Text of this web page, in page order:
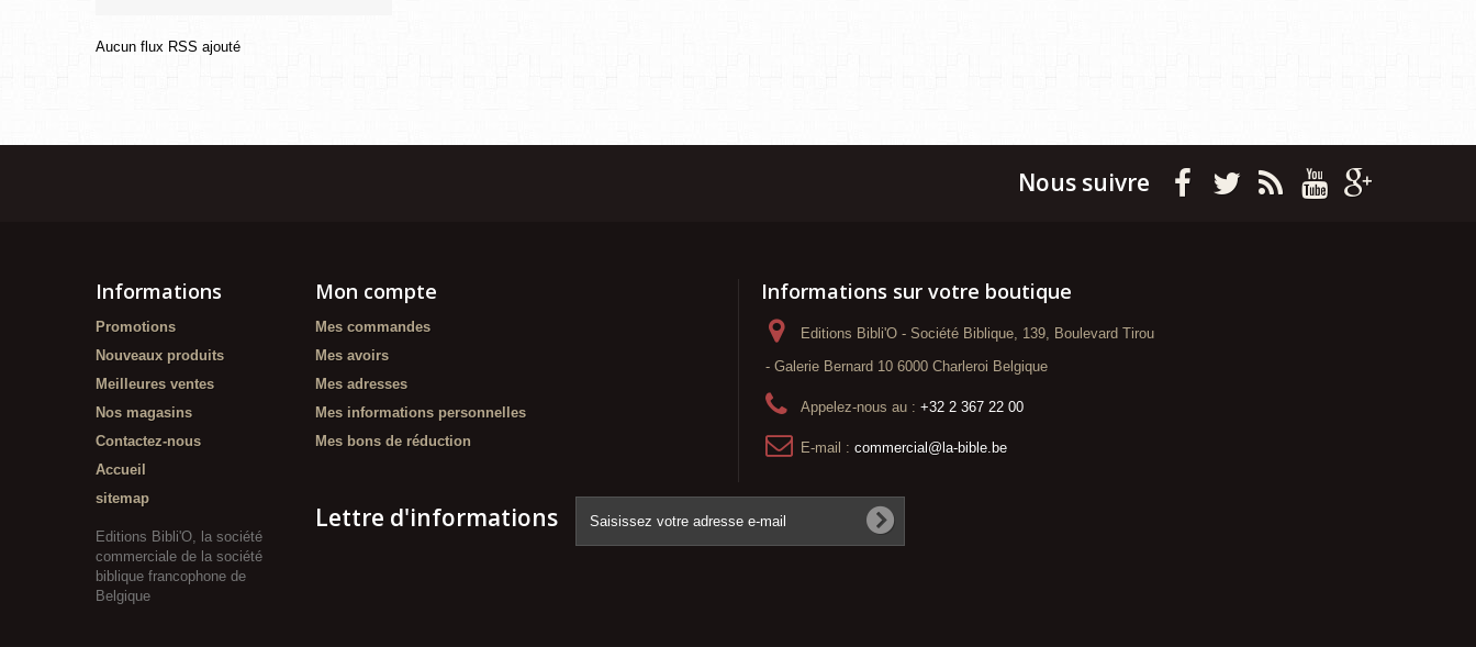
Aucun flux RSS ajouté
Nous suivre
Informations
Promotions
Nouveaux produits
Meilleures ventes
Nos magasins
Contactez-nous
Accueil
sitemap
Editions Bibli'O, la société
commerciale de la société
biblique francophone de
Belgique
Mon compte
Mes commandes
Mes avoirs
Mes adresses
Mes informations personnelles
Mes bons de réduction
Informations sur votre boutique
Editions Bibli'O - Société Biblique, 139, Boulevard Tirou
- Galerie Bernard 10 6000 Charleroi Belgique
Appelez-nous au : +32 2 367 22 00
E-mail : commercial@la-bible.be
Lettre d'informations